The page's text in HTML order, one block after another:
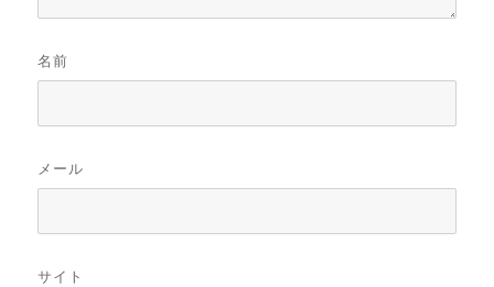
名前
メール
サイト